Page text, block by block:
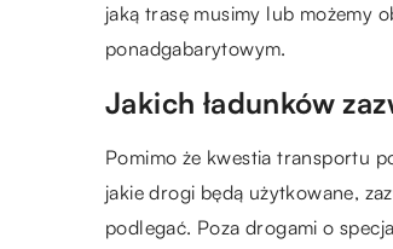
jaką trasę musimy lub możemy
ponadgabarytowym.
Jakich ładunków
Pomimo że kwestia transportu
jakie drogi będą użytkowane,
podlegać. Poza drogami o